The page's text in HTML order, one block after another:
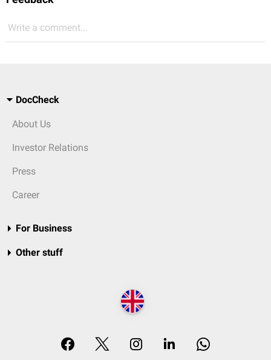
Write a comment...
DocCheck
About Us
Investor Relations
Press
Career
For Business
Other stuff